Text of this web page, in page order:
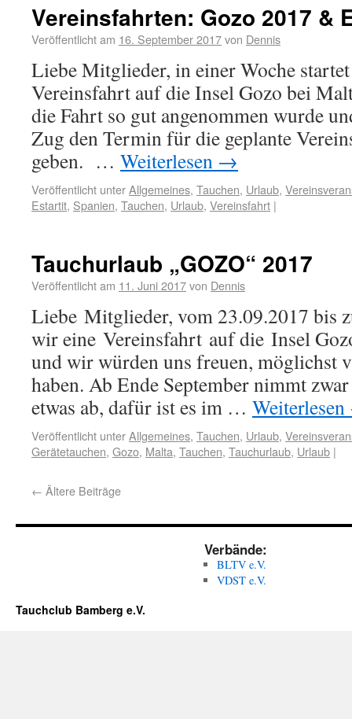
Vereinsfahrten: Gozo 2017 &
Veröffentlicht am 16. September 2017von Dennis
Liebe Mitglieder, in einer Woche
Vereinsfahrt auf die Insel Gozo bei
die Fahrt so gut angenommen wurde
Zug den Termin für die geplante
geben. … Weiterlesen →
Veröffentlicht unterAllgemeines, Tauchen, Urlaub,
Estartit, Spanien, Tauchen, Urlaub, Vereinsfahrt |
Tauchurlaub „GOZO“ 2017
Veröffentlicht am 11. Juni 2017von Dennis
Liebe Mitglieder, vom 23.09.2017 bis
wir eine Vereinsfahrt auf die Insel
und wir würden uns freuen, möglichst
haben. Ab Ende September nimmt
etwas ab, dafür ist es im … Weiterlesen
Veröffentlicht unterAllgemeines, Tauchen, Urlaub,
Gerätetauchen, Gozo, Malta, Tauchen, Tauchurlaub, Urlaub |
← Ältere Beiträge
Verbände:
BLTV e.V.
VDST e.V.
Tauchclub Bamberg e.V.